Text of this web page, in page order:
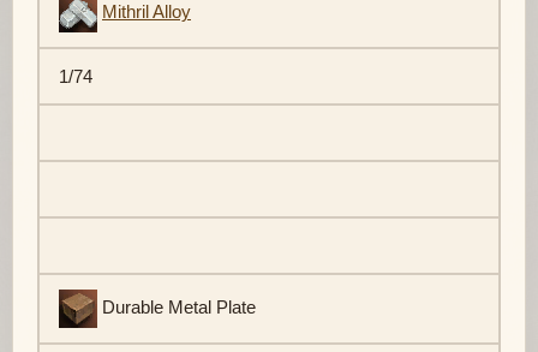
Mithril Alloy
1/74
Durable Metal Plate